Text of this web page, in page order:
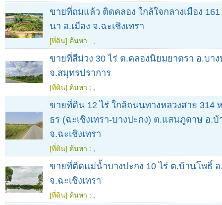
ขายที่ถมแล้ว ติดคลอง ใกล้ใจกลางเมือง
นา อ.เมือง จ.ฉะเชิงเทรา
[ที่ดิน] ค้นหา :
ขายที่สีม่วง 30 ไร่ ต.คลองนิยมยาตรา อ.บา
จ.สมุทรปราการ
[ที่ดิน] ค้นหา :
ขายที่ดิน 12 ไร่ ใกล้ถนนทางหลวงสาย 314
ธร (ฉะเชิงเทรา-บางปะกง) ต.แสนภูดาษ อ.
จ.ฉะเชิงเทรา
[ที่ดิน] ค้นหา :
ขายที่ติดแม่น้ำบางปะกง 10 ไร่ ต.บ้านโพธิ์
จ.ฉะเชิงเทรา
[ที่ดิน] ค้นหา :